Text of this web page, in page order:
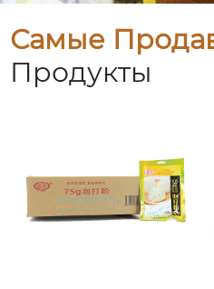
Самые
Продукты